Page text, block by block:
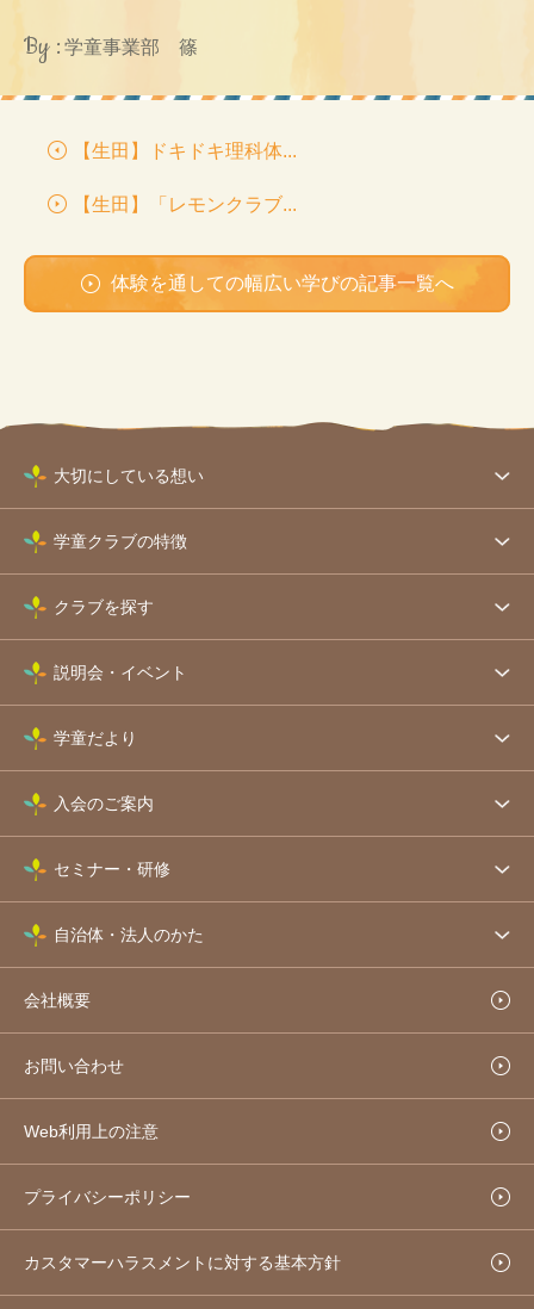
By : 学童事業部 篠
【生田】ドキドキ理科体...
【生田】「レモンクラブ...
体験を通しての幅広い学びの記事一覧へ
大切にしている想い
学童クラブの特徴
クラブを探す
説明会・イベント
学童だより
入会のご案内
セミナー・研修
自治体・法人のかた
会社概要
お問い合わせ
Web利用上の注意
プライバシーポリシー
カスタマーハラスメントに対する基本方針